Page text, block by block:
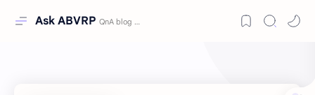
Ask ABVRP